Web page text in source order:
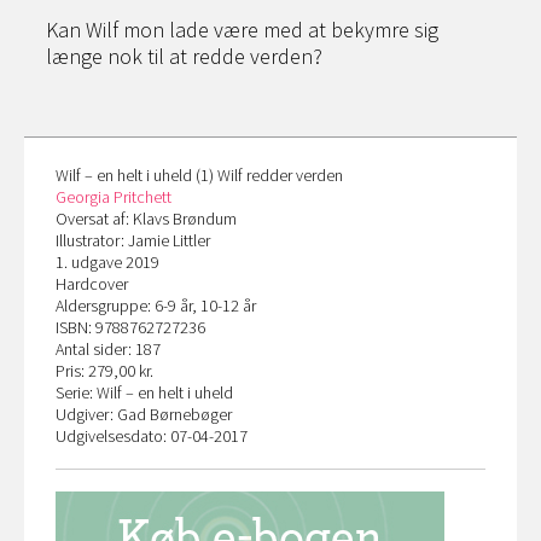
Kan Wilf mon lade være med at bekymre sig
længe nok til at redde verden?
Wilf – en helt i uheld (1) Wilf redder verden
Georgia Pritchett
Oversat af: Klavs Brøndum
Illustrator: Jamie Littler
1. udgave 2019
Hardcover
Aldersgruppe: 6-9 år, 10-12 år
ISBN: 9788762727236
Antal sider: 187
Pris: 279,00 kr.
Serie: Wilf – en helt i uheld
Udgiver: Gad Børnebøger
Udgivelsesdato: 07-04-2017